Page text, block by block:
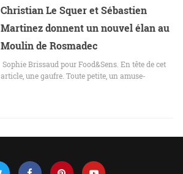
Christian Le Squer et Sébastien
Martinez donnent un nouvel élan au
Moulin de Rosmadec
Sophie Brissaud pour Food&Sens. En tête de cet
article, une gaufre. Toute petite, un amuse-